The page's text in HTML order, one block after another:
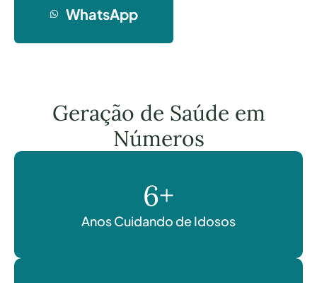
WhatsApp
Geração de Saúde em
Números
Anos Cuidando de Idosos
6+